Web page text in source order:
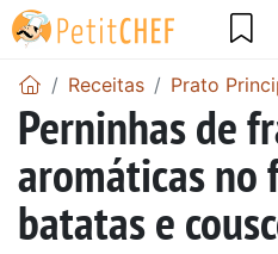
Receitas Prato
Perninhas de
aromáticas no
batatas e